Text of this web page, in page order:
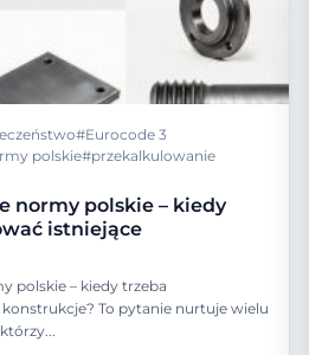
#Eurocode 3
polskie#przekalkulowanie
normy polskie – kiedy
istniejące
polskie – kiedy trzeba
To pytanie nurtuje wielu